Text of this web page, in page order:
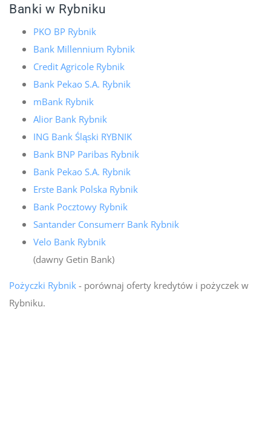
Banki w Rybniku
PKO BP Rybnik
Bank Millennium Rybnik
Credit Agricole Rybnik
Bank Pekao S.A. Rybnik
mBank Rybnik
Alior Bank Rybnik
ING Bank Śląski RYBNIK
Bank BNP Paribas Rybnik
Bank Pekao S.A. Rybnik
Erste Bank Polska Rybnik
Bank Pocztowy Rybnik
Santander Consumerr Bank Rybnik
Velo Bank Rybnik
(dawny Getin Bank)
Pożyczki Rybnik- porównaj oferty kredytów i pożyczek w
Rybniku.